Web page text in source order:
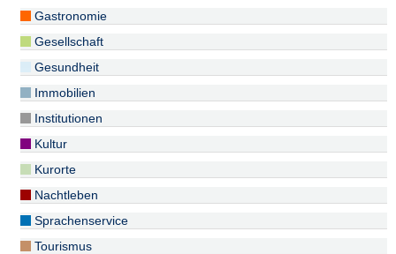
Gastronomie
Gesellschaft
Gesundheit
Immobilien
Institutionen
Kultur
Kurorte
Nachtleben
Sprachenservice
Tourismus